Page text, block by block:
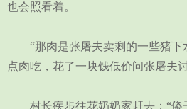
也会照看着。
“那肉是张屠夫卖剩的一些猪下
点肉吃，花了一块钱低价问张屠夫
村长疾步往花奶奶家赶去：“傻